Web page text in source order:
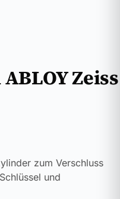
Zeiss
zum Verschluss
und